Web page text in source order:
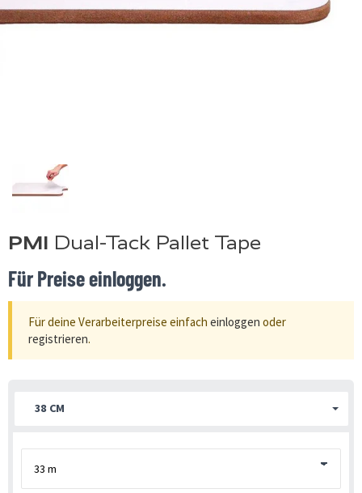
PMI Dual-Tack Pallet Tape
Für Preise einloggen.
Für deine Verarbeiterpreise einfach einloggen oder
registrieren.
38 CM